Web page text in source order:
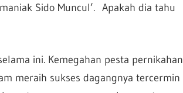
Sido Muncul’. Apakah dia tahu
ini. Kemegahan pesta pernikahan
meraih sukses dagangnya tercermin